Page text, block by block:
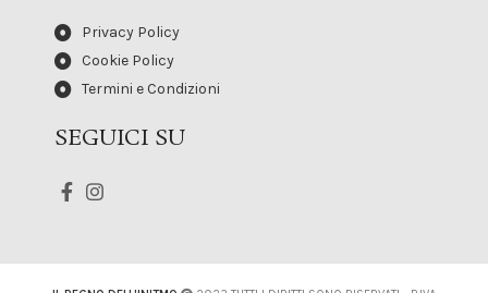
Privacy Policy
Cookie Policy
Termini e Condizioni
SEGUICI SU